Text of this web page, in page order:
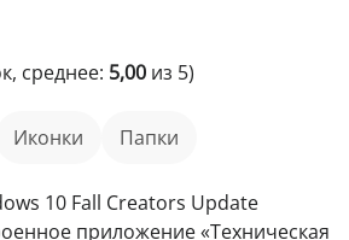
среднее: 5,00 из 5)
иконки папки
10 Fall Crеators Uрdate
приложение «Техническая